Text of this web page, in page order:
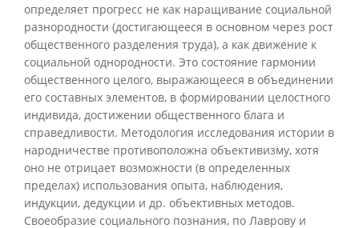
определяет прогресс не как наращивание социальной
разнородности (достигающееся в основном через рост
общественного разделения труда), а как движение к
социальной однородности. Это состояние гармонии
общественного целого, выражающееся в объединении
его составных элементов, в формировании целостного
индивида, достижении общественного блага и
справедливости. Методология исследования истории в
народничестве противоположна объективизму, хотя
оно не отрицает возможности (в определенных
пределах) использования опыта, наблюдения,
индукции, дедукции и др. объективных методов.
Своеобразие социального познания, по Лаврову и